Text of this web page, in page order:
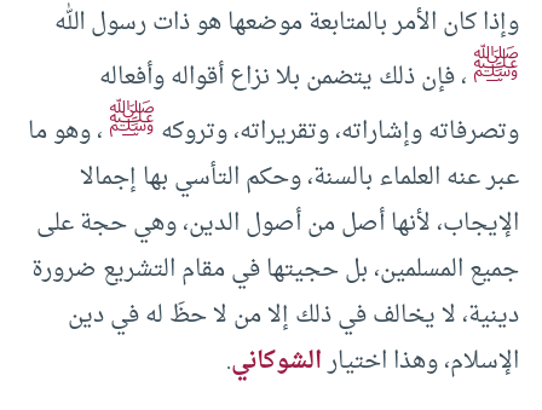
وإذا كان الأمر بالمتابعة موضعها هو ذات رسول الله
ﷺ، فإن ذلك يتضمن بلا نزاع أقواله وأفعاله
وتصرفاته وإشاراته، وتقريراته، وتروكهﷺ، وهو ما
عبر عنه العلماء بالسنة، وحكم التأسي بها إجمالا
الإيجاب، لأنها أصل من أصول الدين، وهي حجة على
جميع المسلمين، بل حجيتها في مقام التشريع ضرورة
دينية، لا يخالف في ذلك إلا من لا حظَ له في دين
الإسلام، وهذا اختيارالشوكاني.